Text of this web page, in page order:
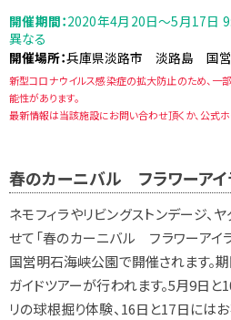
開催期間：2020年4月20日～5月17日
異なる
開催場所：兵庫県淡路市 淡路島 国営
新型コロナウイルス感染症の拡大防止のため、一
能性があります。
最新情報は当該施設にお問い合わせ頂くか、公式ホ
春のカーニバル フラワーアイ
ネモフィラやリビングストンデージ、
せて「春のカーニバル フラワーアイ
国営明石海峡公園で開催されます。
ガイドツアーが行われます。5月9日と
リの球根掘り体験、16日と17日には